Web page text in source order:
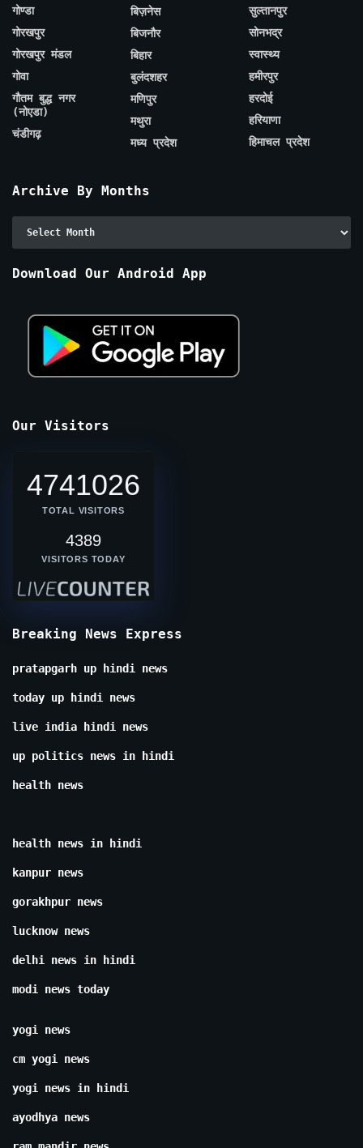
गोण्डा
गोरखपुर
गोरखपुर मंडल
गोवा
गौतम बुद्ध नगर
(नोएडा)
चंडीगढ़
बिज़नेस
बिजनौर
बिहार
बुलंदशहर
मणिपुर
मथुरा
मध्य प्रदेश
सुल्तानपुर
सोनभद्र
स्वास्थ्य
हमीरपुर
हरदोई
हरियाणा
हिमाचल प्रदेश
Archive By Months
Archive
Download Our Android App
Our Visitors
4741026
TOTAL VISITORS
4389
VISITORS TODAY
Breaking News Express
pratapgarh up hindi news
today up hindi news
live india hindi news
up politics news in hindi
health news
health news in hindi
kanpur news
gorakhpur news
lucknow news
delhi news in hindi
modi news today
yogi news
cm yogi news
yogi news in hindi
ayodhya news